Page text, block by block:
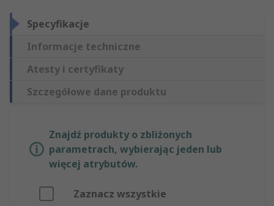
Specyfikacje
Informacje techniczne
Atesty i certyfikaty
Szczegółowe dane produktu
Znajdź produkty o zbliżonych
parametrach, wybierając jeden lub
więcej atrybutów.
Zaznacz wszystkie